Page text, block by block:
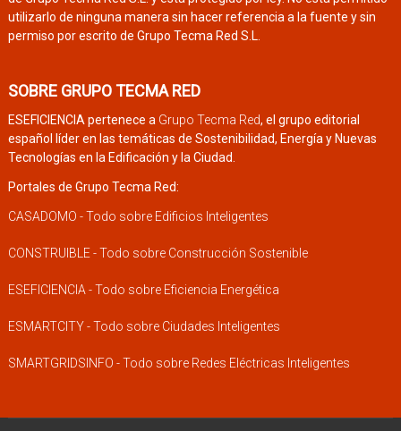
utilizarlo de ninguna manera sin hacer referencia a la fuente y sin
permiso por escrito de Grupo Tecma Red S.L.
SOBRE GRUPO TECMA RED
ESEFICIENCIA pertenece a Grupo Tecma Red, el grupo editorial
español líder en las temáticas de Sostenibilidad, Energía y Nuevas
Tecnologías en la Edificación y la Ciudad.
Portales de Grupo Tecma Red:
CASADOMO - Todo sobre Edificios Inteligentes
CONSTRUIBLE - Todo sobre Construcción Sostenible
ESEFICIENCIA - Todo sobre Eficiencia Energética
ESMARTCITY - Todo sobre Ciudades Inteligentes
SMARTGRIDSINFO - Todo sobre Redes Eléctricas Inteligentes